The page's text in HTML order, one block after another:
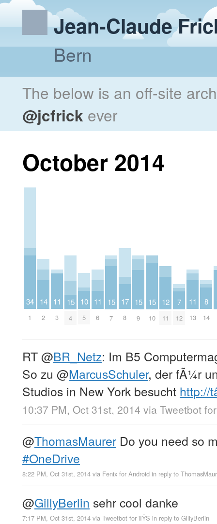
Jean-Claude
Bern
The below is an off-site
@jcfrick ever
October 2014
34
1
14
2
11
3
15
4
10
5
11
6
15
7
17
8
15
9
15
10
12
11
7
12
11
13
8
14
RT@BR_Netz: Im B5
So zu @MarcusSchuler, der fÃ¼r
Studios in New York besucht http://
10:37 PM, Oct 31st, 2014 via Tweetbot
@ThomasMaurer Do you need so
#OneDrive
8:22 PM, Oct 31st, 2014 via Fenix for Android in reply to
@GillyBerlin sehr cool danke
7:17 PM, Oct 31st, 2014 via Tweetbot for iÎŸS in reply to GillyBerlin